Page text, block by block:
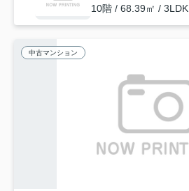
10階 / 68.39㎡ / 3LDK
中古マンション